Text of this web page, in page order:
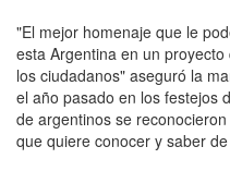
"El mejor homenaje que le
esta Argentina en un
los ciudadanos" aseguró la
el año pasado en los festejos
de argentinos se
que quiere conocer y saber